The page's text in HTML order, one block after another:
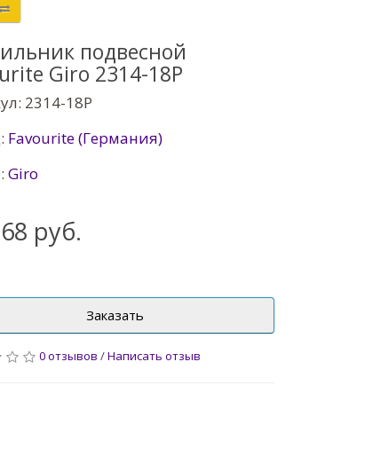
подвесной
Giro 2314-18P
2314-18P
Favourite (Германия)
Giro
руб.
Заказать
0 отзывов /Написать отзыв